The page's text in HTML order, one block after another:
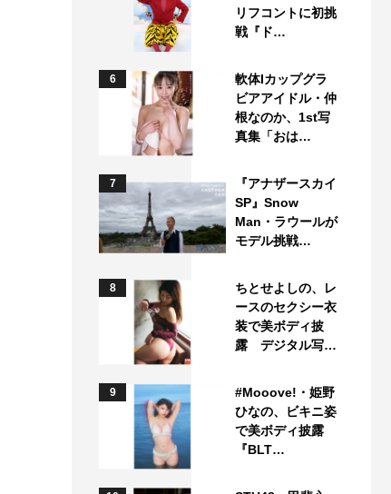
リフコントに初挑
戦『ド…
6
軟体Iカップグラ
ビアアイドル・仲
根なのか、1st写
真集「おは…
7
『アナザースカイ
SP』Snow
Man・ラウールが
モデル挑戦…
8
ちとせよしの、レ
ースのセクシー衣
装で美ボディ披
露 デジタル写…
9
#Mooove!・姫野
ひなの、ビキニ姿
で美ボディ披露
『BLT…